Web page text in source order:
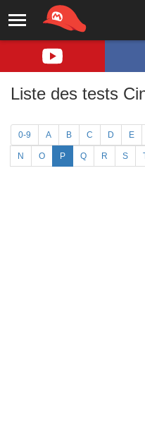
Liste des tests
0-9 A B C D E
N O P Q R S